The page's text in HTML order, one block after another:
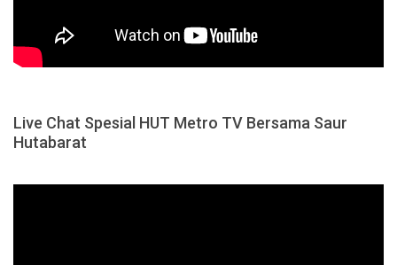
Live Chat Spesial HUT Metro TV Bersama Saur
Hutabarat